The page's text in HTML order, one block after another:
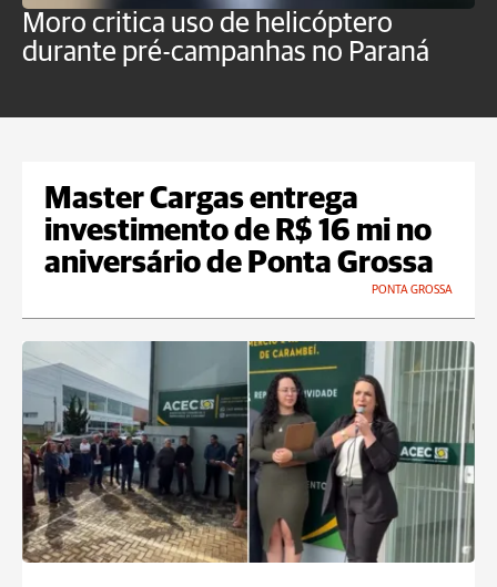
Moro critica uso de helicóptero
durante pré-campanhas no Paraná
Master Cargas entrega
investimento de R$ 16 mi no
aniversário de Ponta Grossa
PONTA GROSSA